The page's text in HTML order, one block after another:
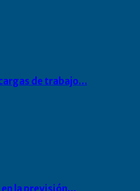
de trabajo…